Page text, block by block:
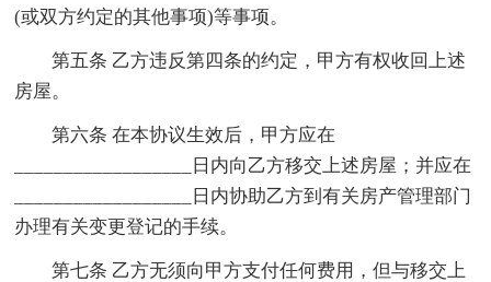
(或双方约定的其他事项)等事项。
第五条 乙方违反第四条的约定，甲方有权收回上述
房屋。
第六条 在本协议生效后，甲方应在
__________________日内向乙方移交上述房屋；并应在
__________________日内协助乙方到有关房产管理部门
办理有关变更登记的手续。
第七条 乙方无须向甲方支付任何费用，但与移交上